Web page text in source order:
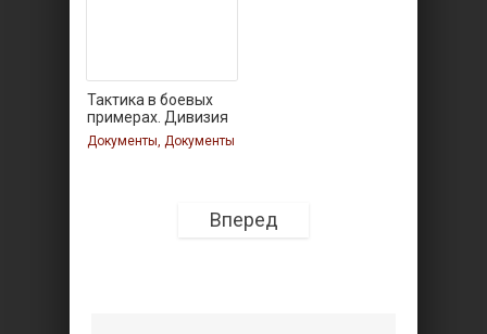
Тактика в боевых
примерах. Дивизия
Документы, Документы
Вперед